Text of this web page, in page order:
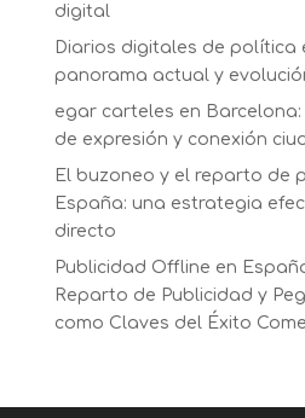
digital
Diarios digitales de política
panorama actual y
egar carteles en
de expresión y conexión
El buzoneo y el reparto de
España: una estrategia
directo
Publicidad Offline en
Reparto de Publicidad y
como Claves del Éxito